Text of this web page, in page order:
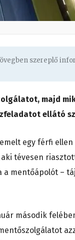
szereplő
majd
ellátó
egy férfi
tévesen
mentőápolót –
második